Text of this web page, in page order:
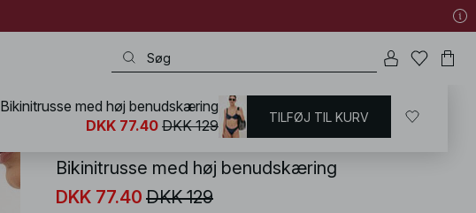
NA-KD / Badetøj / Bikinier / Mix & match
Bikinitrusse med høj benudskæring
DKK 77.40 DKK 129
Bikinitrusse med høj benudskæring
DKK 77.40 DKK 129 TILFØJ TIL KURV